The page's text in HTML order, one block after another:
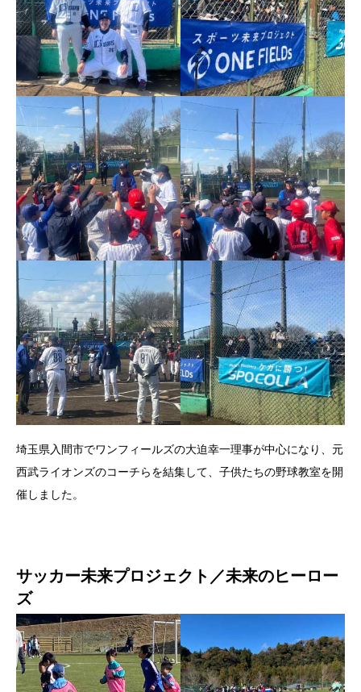
埼玉県入間市でワンフィールズの大迫幸一理事が中心になり、元
西武ライオンズのコーチらを結集して、子供たちの野球教室を開
催しました。
サッカー未来プロジェクト／未来のヒーロー
ズ